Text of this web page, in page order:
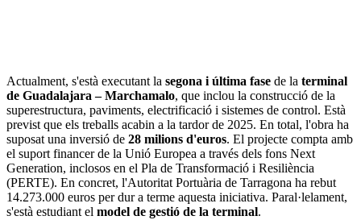
Actualment, s'està executant la segona i última fase de la terminal
de Guadalajara – Marchamalo, que inclou la construcció de la
superestructura, paviments, electrificació i sistemes de control. Està
previst que els treballs acabin a la tardor de 2025. En total, l'obra ha
suposat una inversió de 28 milions d'euros. El projecte compta amb
el suport financer de la Unió Europea a través dels fons Next
Generation, inclosos en el Pla de Transformació i Resiliència
(PERTE). En concret, l'Autoritat Portuària de Tarragona ha rebut
14.273.000 euros per dur a terme aquesta iniciativa. Paral·lelament,
s'està estudiant el model de gestió de la terminal.